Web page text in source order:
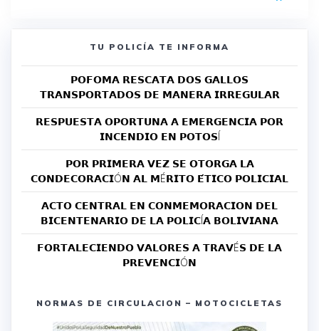
TU POLICÍA TE INFORMA
𝗣𝗢𝗙𝗢𝗠𝗔 𝗥𝗘𝗦𝗖𝗔𝗧𝗔 𝗗𝗢𝗦 𝗚𝗔𝗟𝗟𝗢𝗦
𝗧𝗥𝗔𝗡𝗦𝗣𝗢𝗥𝗧𝗔𝗗𝗢𝗦 𝗗𝗘 𝗠𝗔𝗡𝗘𝗥𝗔 𝗜𝗥𝗥𝗘𝗚𝗨𝗟𝗔𝗥
𝗥𝗘𝗦𝗣𝗨𝗘𝗦𝗧𝗔 𝗢𝗣𝗢𝗥𝗧𝗨𝗡𝗔 𝗔 𝗘𝗠𝗘𝗥𝗚𝗘𝗡𝗖𝗜𝗔 𝗣𝗢𝗥
𝗜𝗡𝗖𝗘𝗡𝗗𝗜𝗢 𝗘𝗡 𝗣𝗢𝗧𝗢𝗦Í
𝗣𝗢𝗥 𝗣𝗥𝗜𝗠𝗘𝗥𝗔 𝗩𝗘𝗭 𝗦𝗘 𝗢𝗧𝗢𝗥𝗚𝗔 𝗟𝗔
𝗖𝗢𝗡𝗗𝗘𝗖𝗢𝗥𝗔𝗖𝗜Ó𝗡 𝗔𝗟 𝗠É𝗥𝗜𝗧𝗢 𝗘́𝗧𝗜𝗖𝗢 𝗣𝗢𝗟𝗜𝗖𝗜𝗔𝗟
𝗔𝗖𝗧𝗢 𝗖𝗘𝗡𝗧𝗥𝗔𝗟 𝗘𝗡 𝗖𝗢𝗡𝗠𝗘𝗠𝗢𝗥𝗔𝗖𝗜𝗢𝗡 𝗗𝗘𝗟
𝗕𝗜𝗖𝗘𝗡𝗧𝗘𝗡𝗔𝗥𝗜𝗢 𝗗𝗘 𝗟𝗔 𝗣𝗢𝗟𝗜𝗖Í𝗔 𝗕𝗢𝗟𝗜𝗩𝗜𝗔𝗡𝗔
𝗙𝗢𝗥𝗧𝗔𝗟𝗘𝗖𝗜𝗘𝗡𝗗𝗢 𝗩𝗔𝗟𝗢𝗥𝗘𝗦 𝗔 𝗧𝗥𝗔𝗩É𝗦 𝗗𝗘 𝗟𝗔
𝗣𝗥𝗘𝗩𝗘𝗡𝗖𝗜Ó𝗡
NORMAS DE CIRCULACION – MOTOCICLETAS